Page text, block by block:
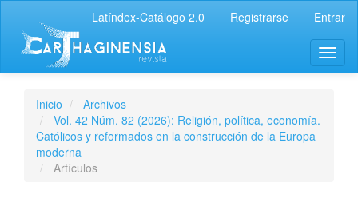
Latíndex-Catálogo 2.0 Registrarse Entrar
Inicio
Archivos
Vol. 42 Núm. 82 (2026): Religión, política, economía.
Católicos y reformados en la construcción de la Europa
moderna
Artículos